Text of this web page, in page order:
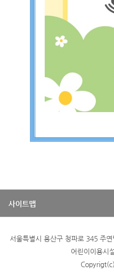
사이트맵
서울특별시 용산구 청파로 345
어린이이용시